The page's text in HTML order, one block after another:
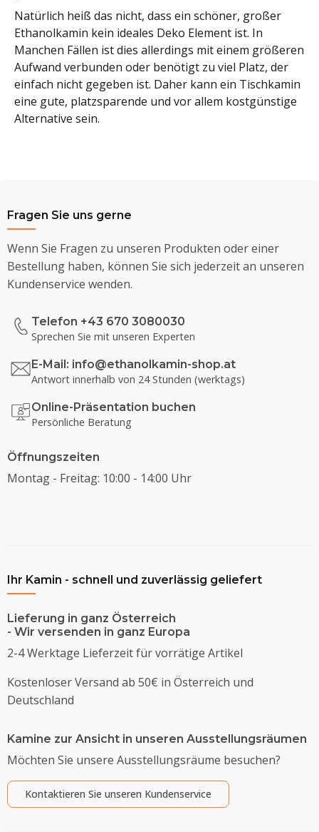
Natürlich heiß das nicht, dass ein schöner, großer
Ethanolkamin kein ideales Deko Element ist. In
Manchen Fällen ist dies allerdings mit einem größeren
Aufwand verbunden oder benötigt zu viel Platz, der
einfach nicht gegeben ist. Daher kann ein Tischkamin
eine gute, platzsparende und vor allem kostgünstige
Alternative sein.
Fragen Sie uns gerne
Wenn Sie Fragen zu unseren Produkten oder einer
Bestellung haben, können Sie sich jederzeit an unseren
Kundenservice wenden.
Telefon +43 670 3080030
Sprechen Sie mit unseren Experten
E-Mail: info@ethanolkamin-shop.at
Antwort innerhalb von 24 Stunden (werktags)
Online-Präsentation buchen
Persönliche Beratung
Öffnungszeiten
Montag - Freitag: 10:00 - 14:00 Uhr
Ihr Kamin - schnell und zuverlässig geliefert
Lieferung in ganz Österreich
- Wir versenden in ganz Europa
2-4 Werktage Lieferzeit für vorrätige Artikel
Kostenloser Versand ab 50€ in Österreich und
Deutschland
Kamine zur Ansicht in unseren Ausstellungsräumen
Möchten Sie unsere Ausstellungsräume besuchen?
Kontaktieren Sie unseren Kundenservice